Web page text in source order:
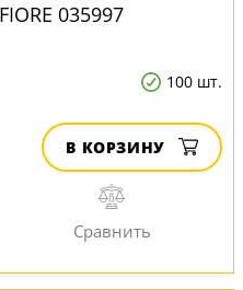
035997
100 шт.
В КОРЗИНУ